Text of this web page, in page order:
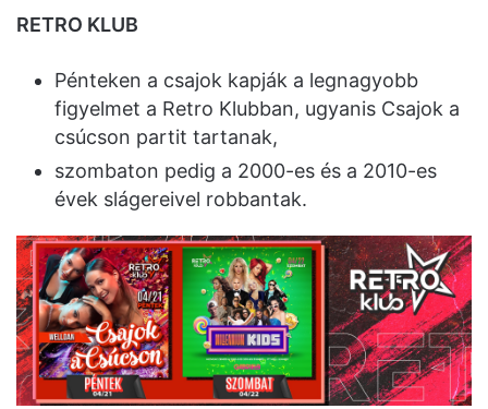
RETRO KLUB
Pénteken a csajok kapják a legnagyobb
figyelmet a Retro Klubban, ugyanis Csajok a
csúcson partit tartanak,
szombaton pedig a 2000-es és a 2010-es
évek slágereivel robbantak.